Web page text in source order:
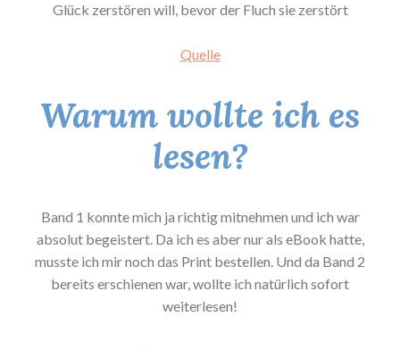
Glück zerstören will, bevor der Fluch sie zerstört
Quelle
Warum wollte ich es
lesen?
Band 1 konnte mich ja richtig mitnehmen und ich war
absolut begeistert. Da ich es aber nur als eBook hatte,
musste ich mir noch das Print bestellen. Und da Band 2
bereits erschienen war, wollte ich natürlich sofort
weiterlesen!